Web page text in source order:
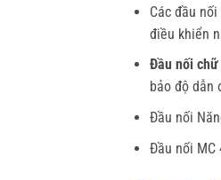
Các đầu
điều khiển
Đầu nối chữ
bảo độ dẫn
Đầu nối
Đầu nối MC